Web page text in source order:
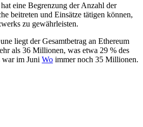
eine Begrenzung der Anzahl der
beitreten und Einsätze tätigen können,
zu gewährleisten.
liegt der Gesamtbetrag an Ethereum
als 36 Millionen, was etwa 29 % des
war im Juni Wo immer noch 35 Millionen.